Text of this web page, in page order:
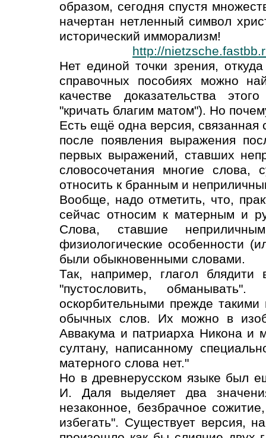
образом, сегодня спустя
начертан нетленный символ
исторический имморализм!
http://
Нет единой точки зрения,
справочных пособиях можно
качестве доказательства
"кричать благим матом"). Но
Есть ещё одна версия, связанная
после появления выражения
первых выражений, ставших
словосочетания многие
относить к бранным и
Вообще, надо отметить, что,
сейчас относим к матерным и
Слова, ставшие
физиологические особенности
были обыкновенными словами.
Так, например, глагол
"пустословить,
оскорбительными прежде
обычных слов. Их можно в
Аввакума и патриарха Никона и
султану, написанному
матерного слова нет."
Но в древнерусском языке был
И. Даля выделяет два
незаконное, безбрачное
избегать". Существует версия,